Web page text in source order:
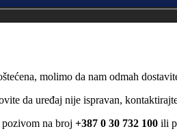
molimo da nam odmah
da uređaj nije ispravan,
na broj +387 0 30 732 100 ili